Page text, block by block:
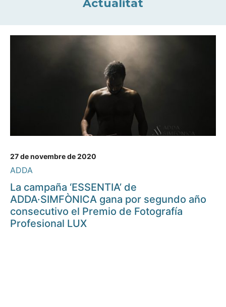
Actualitat
27 de novembre de 2020
ADDA
La campaña ‘ESSENTIA’ de
ADDA·SIMFÒNICA gana por segundo año
consecutivo el Premio de Fotografía
Profesional LUX